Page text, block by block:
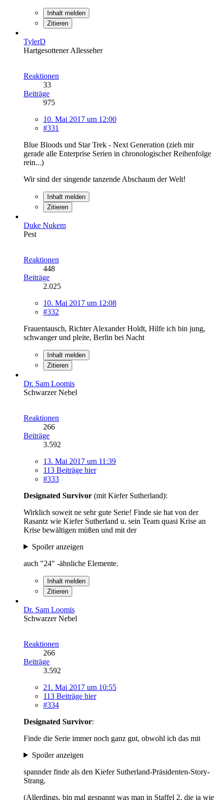
Inhalt melden
Zitieren
TylerD
Hartgesottener Allesseher
Reaktionen
33
Beiträge
975
10. Mai 2017 um 12:00
#331
Blue Bloods und Star Trek - Next Generation (zieh mir
gerade alle Enterprise Serien in chronologischer Reihenfolge
rein...)
Wir sind der singende tanzende Abschaum der Welt!
Inhalt melden
Zitieren
Duke Nukem
Pest
Reaktionen
448
Beiträge
2.025
10. Mai 2017 um 12:08
#332
Frauentausch, Richter Alexander Holdt, Hilfe ich bin jung,
schwanger und pleite, Berlin bei Nacht
Inhalt melden
Zitieren
Dr. Sam Loomis
Schwarzer Nebel
Reaktionen
266
Beiträge
3.592
13. Mai 2017 um 11:39
113 Beiträge hier
#333
Designated Survivor (mit Kiefer Sutherland):
Wirklich soweit ne sehr gute Serie! Finde sie hat von der
Rasantz wie Kiefer Sutherland u. sein Team quasi Krise an
Krise bewältigen müßen und mit der
Spoiler anzeigen
auch "24" -ähnliche Elemente.
Inhalt melden
Zitieren
Dr. Sam Loomis
Schwarzer Nebel
Reaktionen
266
Beiträge
3.592
21. Mai 2017 um 10:55
113 Beiträge hier
#334
Designated Survivor:
Finde die Serie immer noch ganz gut, obwohl ich das mit
Spoiler anzeigen
spannder finde als den Kiefer Sutherland-Präsidenten-Story-
Strang.
(Allerdings, bin mal gespannt was man in Staffel 2, die ja wie